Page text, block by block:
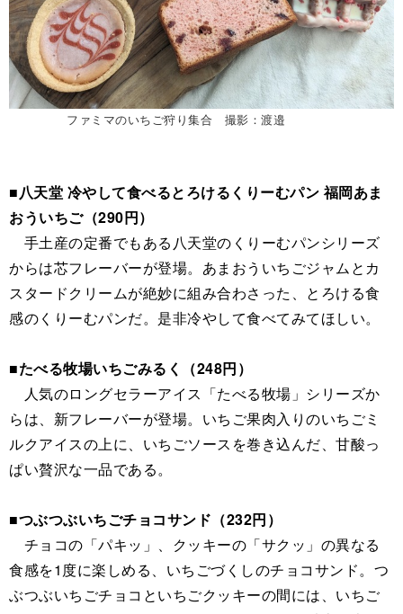
ファミマのいちご狩り集合 撮影：渡邉
■八天堂 冷やして食べるとろけるくりーむパン 福岡あま
おういちご（290円）
手土産の定番でもある八天堂のくりーむパンシリーズ
からは芯フレーバーが登場。あまおういちごジャムとカ
スタードクリームが絶妙に組み合わさった、とろける食
感のくりーむパンだ。是非冷やして食べてみてほしい。
■たべる牧場いちごみるく（248円）
人気のロングセラーアイス「たべる牧場」シリーズか
らは、新フレーバーが登場。いちご果肉入りのいちごミ
ルクアイスの上に、いちごソースを巻き込んだ、甘酸っ
ぱい贅沢な一品である。
■つぶつぶいちごチョコサンド（232円）
チョコの「パキッ」、クッキーの「サクッ」の異なる
食感を1度に楽しめる、いちごづくしのチョコサンド。つ
ぶつぶいちごチョコといちごクッキーの間には、いちご